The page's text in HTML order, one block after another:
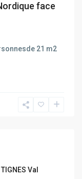
face
21 m2
Val